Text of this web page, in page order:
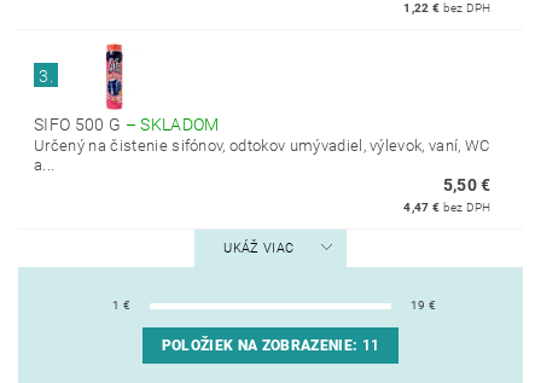
1,22 € bez DPH
3.
SIFO 500 G –SKLADOM
Určený na čistenie sifónov, odtokov umývadiel, výlevok, vaní, WC
a...
5,50 €
4,47 € bez DPH
UKÁŽ VIAC
1 € 19 €
POLOŽIEK NA ZOBRAZENIE: 11